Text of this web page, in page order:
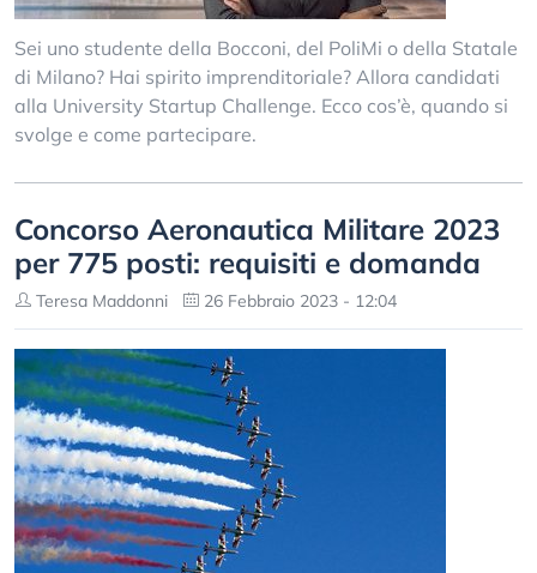
Sei uno studente della Bocconi, del PoliMi o della Statale
di Milano? Hai spirito imprenditoriale? Allora candidati
alla University Startup Challenge. Ecco cos’è, quando si
svolge e come partecipare.
Concorso Aeronautica Militare 2023
per 775 posti: requisiti e domanda
Teresa Maddonni 26 Febbraio 2023 - 12:04